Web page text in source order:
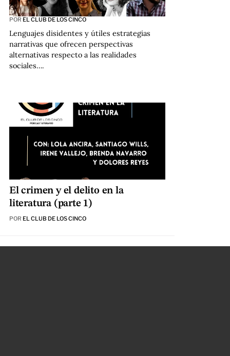
POR EL CLUB DE LOS CINCO
Lenguajes disidentes y útiles estrategias
narrativas que ofrecen perspectivas
alternativas respecto a las realidades
sociales….
El crimen y el delito en la
literatura (parte 1)
POR EL CLUB DE LOS CINCO